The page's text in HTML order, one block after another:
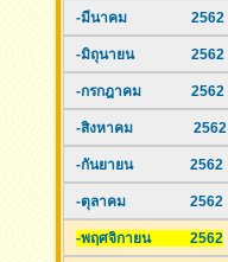
-มีนาคม 2562
-มิถุนายน 2562
-กรกฎาคม 2562
-สิงหาคม 2562
-กันยายน 2562
-ตุลาคม 2562
-พฤศจิกายน 2562